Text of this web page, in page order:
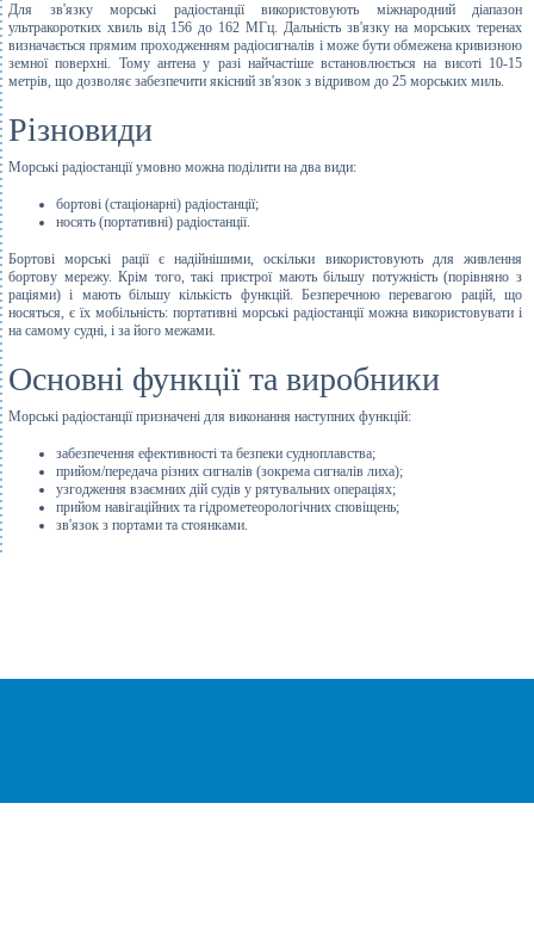
Для зв'язку морські радіостанції використовують міжнародний діапазон
ультракоротких хвиль від 156 до 162 МГц. Дальність зв'язку на морських теренах
визначається прямим проходженням радіосигналів і може бути обмежена кривизною
земної поверхні. Тому антена у разі найчастіше встановлюється на висоті 10-15
метрів, що дозволяє забезпечити якісний зв'язок з відривом до 25 морських миль.
Різновиди
Морські радіостанції умовно можна поділити на два види:
бортові (стаціонарні) радіостанції;
носять (портативні) радіостанції.
Бортові морські рації є надійнішими, оскільки використовують для живлення
бортову мережу. Крім того, такі пристрої мають більшу потужність (порівняно з
раціями) і мають більшу кількість функцій. Безперечною перевагою рацій, що
носяться, є їх мобільність: портативні морські радіостанції можна використовувати і
на самому судні, і за його межами.
Основні функції та виробники
Морські радіостанції призначені для виконання наступних функцій:
забезпечення ефективності та безпеки судноплавства;
прийом/передача різних сигналів (зокрема сигналів лиха);
узгодження взаємних дій судів у рятувальних операціях;
прийом навігаційних та гідрометеорологічних сповіщень;
зв'язок з портами та стоянками.
®